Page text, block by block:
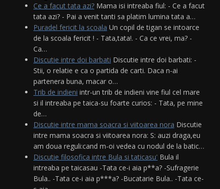
Ce a facut tata azi? Mama isi intreaba fiul: - Ce a facut
tata azi? - Pai a venit tanti sa platim lumina tata a…
Puradel fericit la scoala Un copil de tigan se intoarce
de la scoala fericit ! - Tata,tata!. - Ca ce vrei, ma? -
Ca…
Discutie intre doi barbati Discutie intre doi barbati: -
Stii, o relatie e ca o partida de carti. Daca n-ai
partenera buna, macar o…
Trib de indieni intr-un trib de indieni vine fiul cel mare
si il intreaba pe taica-su foarte curios: - Tata, pe mine
de…
Discutie intre mama soacra si viitoarea nora Discutie
intre mama soacra si viitoarea nora: S: auzi draga,eu
am doua reguli:cand m-oi vedea cu nodul de la batic…
Discutie filosofica intre Bula si taticasu' Bula il
intreaba pe taicasau -Tata ce-i aia p**a? -Sufragerie
Bula.. -Tata ce-i aia p***a? -Bucatarie Bula.. -Tata ce-